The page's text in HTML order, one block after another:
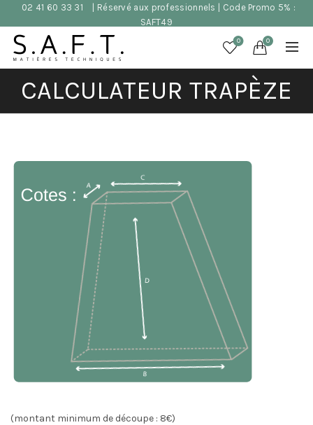
02 41 60 33 31
| Réservé aux professionnels | Code Promo 5% :
SAFT49
0 0
CALCULATEUR TRAPÈZE
(montant minimum de découpe : 8€)